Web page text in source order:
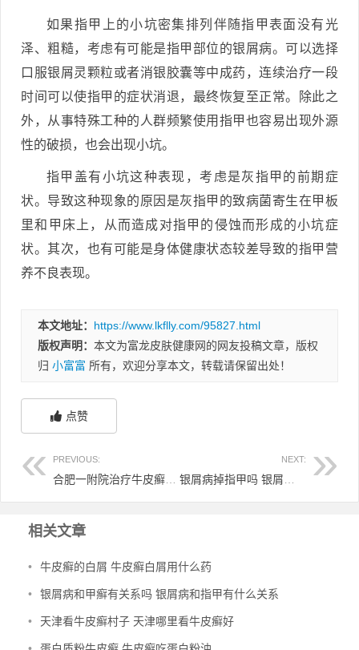
如果指甲上的小坑密集排列伴随指甲表面没有光
泽、粗糙，考虑有可能是指甲部位的银屑病。可以选择
口服银屑灵颗粒或者消银胶囊等中成药，连续治疗一段
时间可以使指甲的症状消退，最终恢复至正常。除此之
外，从事特殊工种的人群频繁使用指甲也容易出现外源
性的破损，也会出现小坑。
指甲盖有小坑这种表现，考虑是灰指甲的前期症
状。导致这种现象的原因是灰指甲的致病菌寄生在甲板
里和甲床上，从而造成对指甲的侵蚀而形成的小坑症
状。其次，也有可能是身体健康状态较差导致的指甲营
养不良表现。
本文地址： https://www.lkflly.com/95827.html
版权声明： 本文为富龙皮肤健康网的网友投稿文章，版权
归 小富富 所有，欢迎分享本文，转载请保留出处！
点赞
PREVIOUS: NEXT:
相关文章
• 牛皮癣的白屑 牛皮癣白屑用什么药
• 银屑病和甲癣有关系吗 银屑病和指甲有什么关系
• 天津看牛皮癣村子 天津哪里看牛皮癣好